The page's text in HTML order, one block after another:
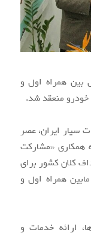
بین همراه اول و
منعقد شد.
سیار ایران، عصر
تفاهم نامه همکاری «مشارکت
کلان کشور برای
همراه اول و
ارائه خدمات و